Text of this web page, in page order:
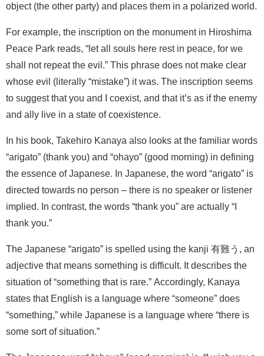
object (the other party) and places them in a polarized world.
For example, the inscription on the monument in Hiroshima
Peace Park reads, “let all souls here rest in peace, for we
shall not repeat the evil.” This phrase does not make clear
whose evil (literally “mistake”) it was. The inscription seems
to suggest that you and I coexist, and that it’s as if the enemy
and ally live in a state of coexistence.
In his book, Takehiro Kanaya also looks at the familiar words
“arigato” (thank you) and “ohayo” (good morning) in defining
the essence of Japanese. In Japanese, the word “arigato” is
directed towards no person – there is no speaker or listener
implied. In contrast, the words “thank you” are actually “I
thank you.”
The Japanese “arigato” is spelled using the kanji 有難う, an
adjective that means something is difficult. It describes the
situation of “something that is rare.” Accordingly, Kanaya
states that English is a language where “someone” does
“something,” while Japanese is a language where “there is
some sort of situation.”